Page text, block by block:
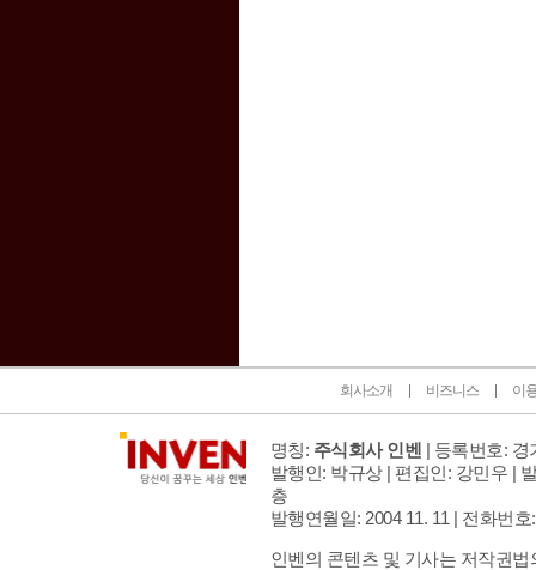
회사소개 비즈니스 이
명칭: 주식회사 인벤 | 등록번호: 경
발행인: 박규상 | 편집인: 강민우 |
층
발행연월일: 2004 11. 11 | 전화번호
인벤의 콘텐츠 및 기사는 저작권